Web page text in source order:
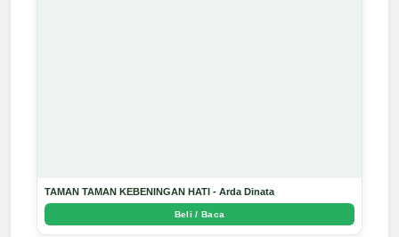
TAMAN TAMAN KEBENINGAN HATI - Arda Dinata
Beli / Baca